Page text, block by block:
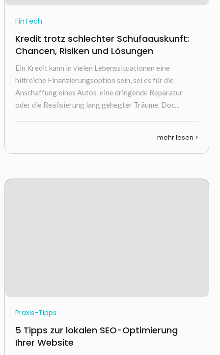
FinTech
Kredit trotz schlechter Schufaauskunft:
Chancen, Risiken und Lösungen
Ein Kredit kann in vielen Lebenssituationen eine
hilfreiche Finanzierungsoption sein, sei es für die
Anschaffung eines Autos, eine dringende Reparatur
oder die Realisierung lang gehegter Träume. Doc...
mehr lesen >
Praxis-Tipps
5 Tipps zur lokalen SEO-Optimierung
Ihrer Website